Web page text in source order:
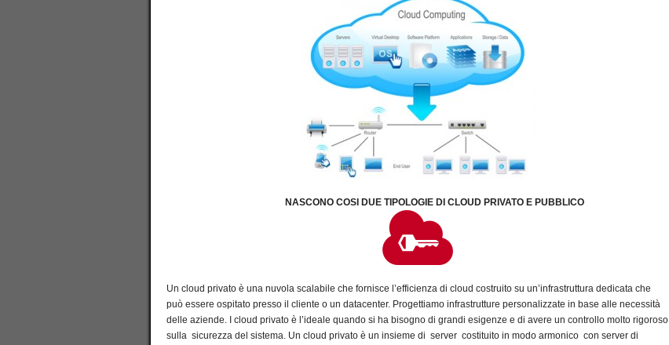
NASCONO COSI DUE TIPOLOGIE DI CLOUD PRIVATO E PUBBLICO
Un cloud privato è una nuvola scalabile che fornisce l’efficienza di cloud costruito su un’infrastruttura dedicata che
può essere ospitato presso il cliente o un datacenter. Progettiamo infrastrutture personalizzate in base alle necessità
delle aziende. I cloud privato è l’ideale quando si ha bisogno di grandi esigenze e di avere un controllo molto rigoroso
sulla sicurezza del sistema. Un cloud privato è un insieme di server costituito in modo armonico con server di